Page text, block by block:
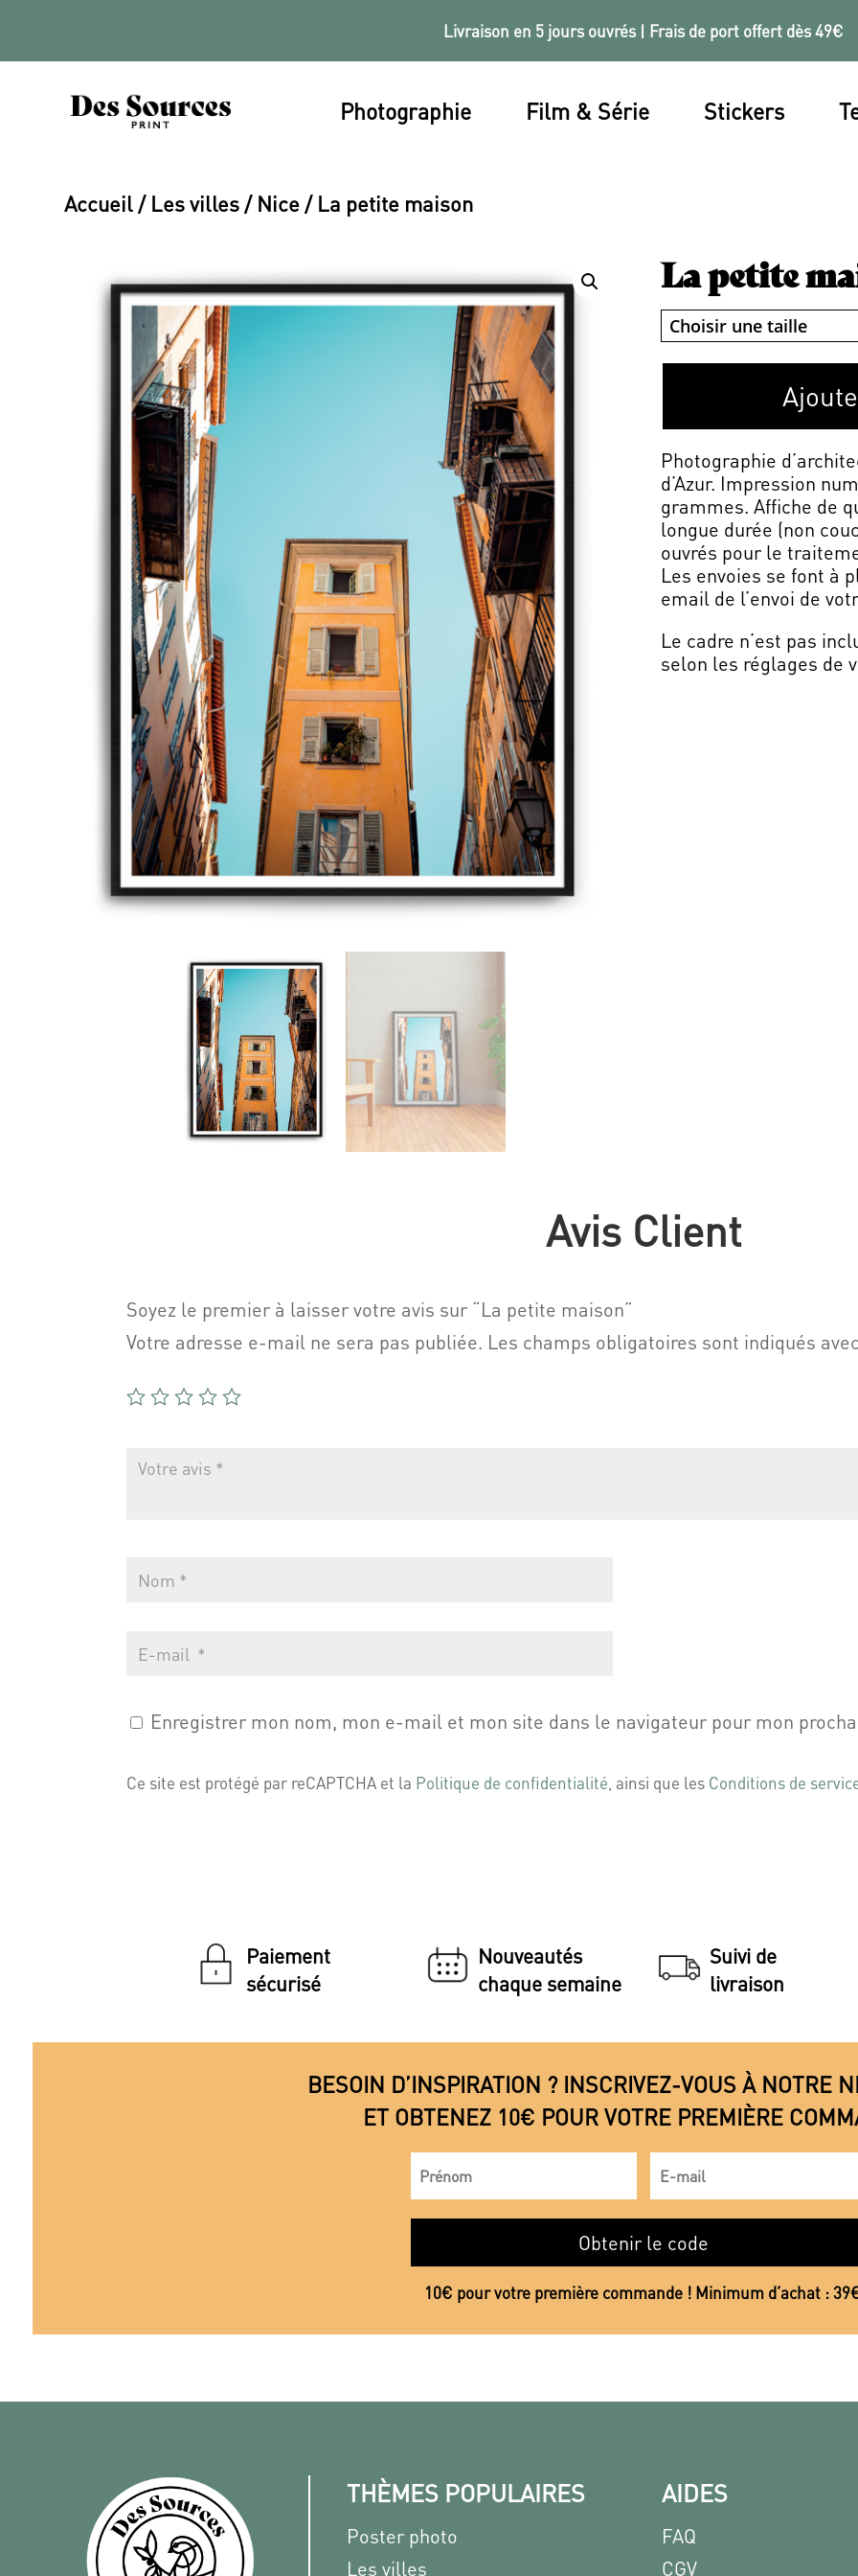
Livraison en 5 jours ouvrés | Frais de port offert dès 49€
Photographie Film & Série Stickers
Accueil / Les villes / Nice / La petite maison
La petite
Photographie
d’Azur. Impression
grammes. Affiche de
longue durée (non
ouvrés pour le
Les envoies se font à
email de l’envoi de
Le cadre n’est pas
selon les réglages de
Avis Client
Soyez le premier à laisser votre avis sur “La petite maison”
Votre adresse e-mail ne sera pas publiée. Les champs obligatoires sont indiqués
Enregistrer mon nom, mon e-mail et mon site dans le navigateur pour mon
Ce site est protégé par reCAPTCHA et la Politique de confidentialité , ainsi que les Conditions de
Paiement
sécurisé
Nouveautés
chaque semaine
Suivi de
livraison
BESOIN D’INSPIRATION ? INSCRIVEZ-VOUS À NOTRE
ET OBTENEZ 10€ POUR VOTRE PREMIÈRE
Obtenir le code
10€ pour votre première commande ! Minimum d’achat :
THÈMES POPULAIRES
Poster photo
Les villes
AIDES
FAQ
CGV